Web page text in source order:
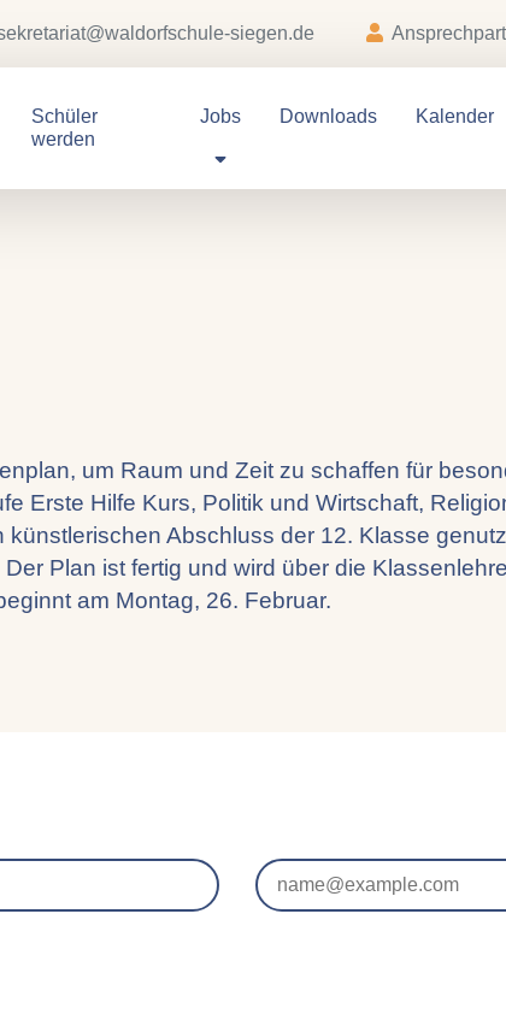
siegen.de
Schüler
werden
Jobs Downloads Kalender
um Raum und Zeit zu schaffen für
Erste Hilfe Kurs, Politik und Wirtschaft,
Abschluss der 12. Klasse
Plan ist fertig und wird über die
am Montag, 26. Februar.